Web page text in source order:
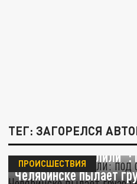
ТЕГ: ЗАГОРЕЛСЯ
"Мигранты спалили":
Челябинске пылает
ПРОИСШЕСТВИЯ